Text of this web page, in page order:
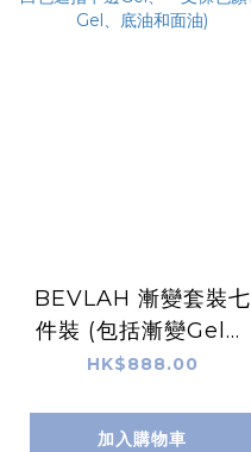
BEVLAH 漸變套裝七
件裝 (包括漸變Gel、
漸變粉、漸變筆、奶白
裸色顏色Gel、底油和
HK$888.00
加入購物車